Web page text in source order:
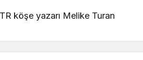
köşe yazarı Melike Turan